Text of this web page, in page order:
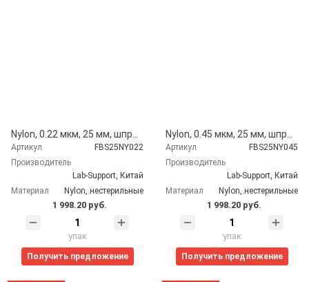
Артикул
FBS25NY022
Производитель
Lab-Support, Китай
Материал
Nylon, нестерильные
1 998.20 руб.
упак
Получить предложение
Артикул
FBS25NY045
Производитель
Lab-Support, Китай
Материал
Nylon, нестерильные
1 998.20 руб.
упак
Получить предложение